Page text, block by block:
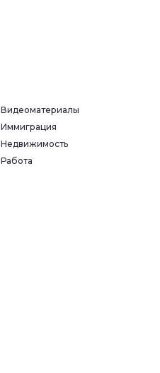
Видеоматериалы
Иммиграция
Недвижимость
Работа